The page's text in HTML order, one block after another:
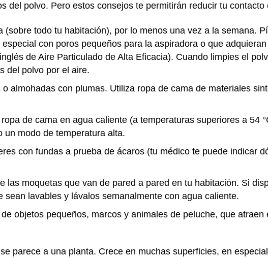
del polvo. Pero estos consejos te permitirán reducir tu contacto
(sobre todo tu habitación), por lo menos una vez a la semana.
con poros pequeños para la aspiradora o que
de Aire Particulado de Alta Eficacia). Cuando limpies el
del polvo por el aire.
almohadas con plumas. Utiliza ropa de cama de materiales
de cama en agua caliente (a temperaturas superiores a 54
un modo de temperatura alta.
con fundas a prueba de ácaros (tu médico te puede indicar
las moquetas que van de pared a pared en tu habitación. Si
lavables y lávalos semanalmente con agua caliente.
objetos pequeños, marcos y animales de peluche, que atraen
parece a una planta. Crece en muchas superficies, en